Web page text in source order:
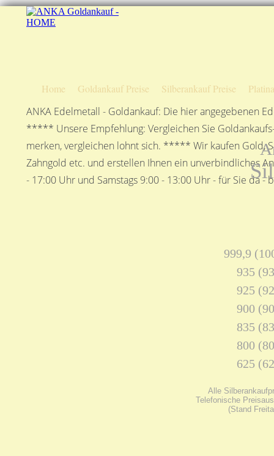
Home Goldankauf Preise Silberankauf Preise
ANKA Edelmetall - Goldankauf: Die hier angegebenen
***** Unsere Empfehlung: Vergleichen Sie
merken, vergleichen lohnt sich. ***** Wir kaufen Gold,
Zahngold etc. und erstellen Ihnen ein unverbindliches
- 17:00 Uhr und Samstags 9:00 - 13:00 Uhr - für Sie
999,9
935
925
900
835
800
625
Alle
Telefonische
(Stand